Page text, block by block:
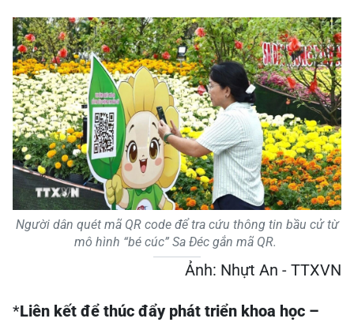
Người dân quét mã QR code để tra cứu thông tin bầu cử từ
mô hình “bé cúc” Sa Đéc gắn mã QR.
Ảnh: Nhựt An - TTXVN
*Liên kết để thúc đẩy phát triển khoa học –